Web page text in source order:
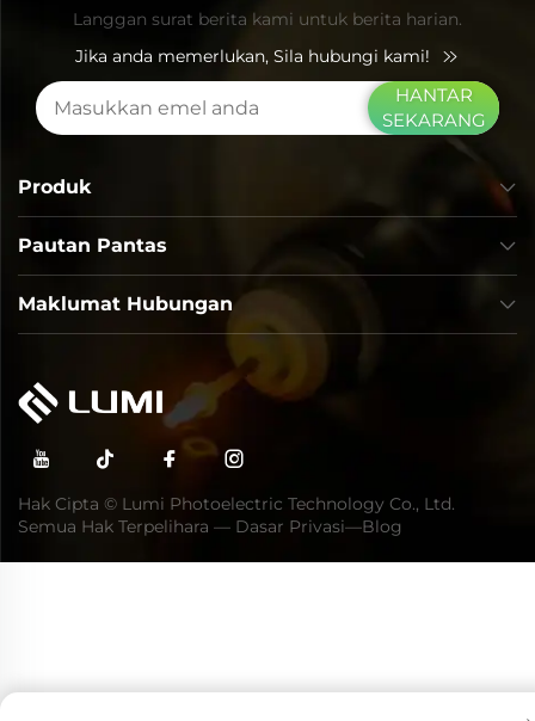
Langgan surat berita kami untuk berita harian.
Jika anda memerlukan, Sila hubungi kami!
HANTAR
SEKARANG
Pautan Pantas
Produk
Maklumat Hubungan
Hak Cipta © Lumi Photoelectric Technology Co., Ltd.
Semua Hak Terpelihara — Dasar Privasi—Blog